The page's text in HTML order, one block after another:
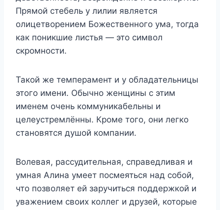
Прямой стебель у лилии является
олицетворением Божественного ума, тогда
как поникшие листья — это символ
скромности.
Такой же темперамент и у обладательницы
этого имени. Обычно женщины с этим
именем очень коммуникабельны и
целеустремлённы. Кроме того, они легко
становятся душой компании.
Волевая, рассудительная, справедливая и
умная Алина умеет посмеяться над собой,
что позволяет ей заручиться поддержкой и
уважением своих коллег и друзей, которые